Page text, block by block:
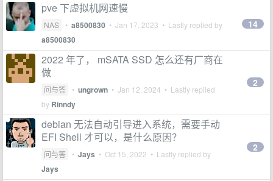
pve 下虚拟机网速慢
NAS • a8500830 • Jan 17, 2023 • Lastly replied by
a8500830
14
2022 年了， mSATA SSD 怎么还有厂商在
做
问与答 • ungrown • Jan 12, 2024 • Lastly replied
by Rinndy
2
debian 无法自动引导进入系统，需要手动
EFI Shell 才可以，是什么原因？
问与答 • Jays • Oct 15, 2022 • Lastly replied by
Jays
2